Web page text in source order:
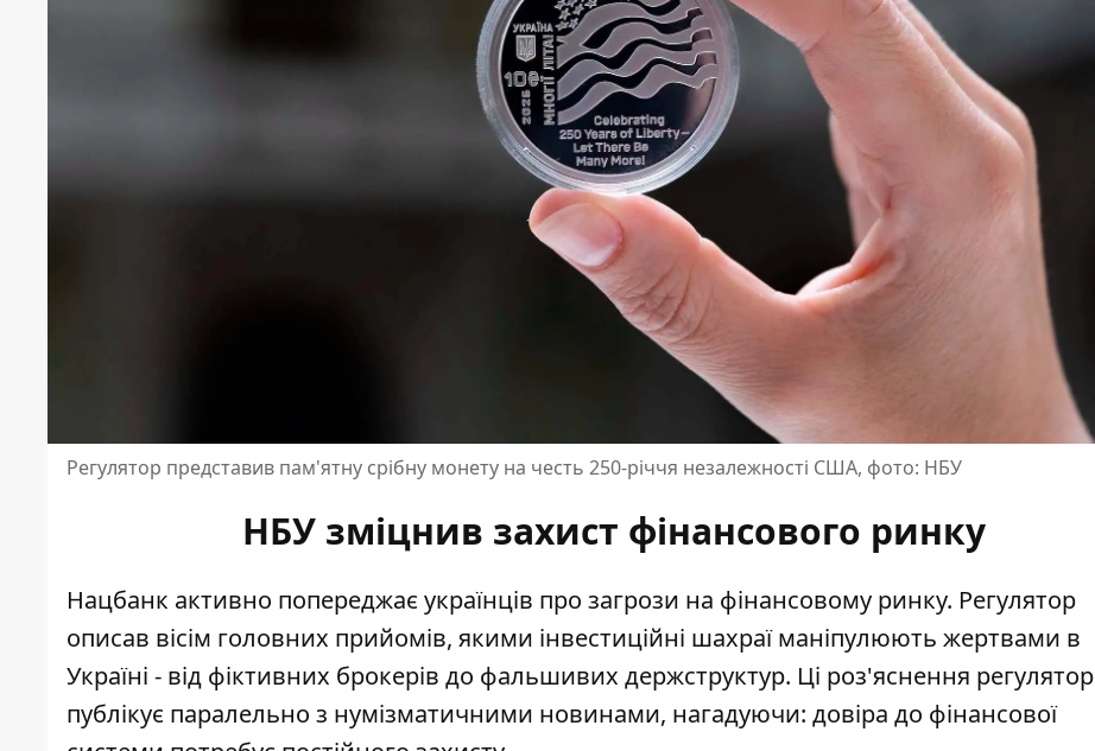
Регулятор представив пам'ятну срібну монету на честь 250-річчя незалежності США, фото: НБУ
НБУ зміцнив захист фінансового ринку
Нацбанк активно попереджає українців про загрози на фінансовому ринку. Регулятор
описав вісім головних прийомів, якими інвестиційні шахраї маніпулюють жертвами в
Україні - від фіктивних брокерів до фальшивих держструктур. Ці роз'яснення регулятор
публікує паралельно з нумізматичними новинами, нагадуючи: довіра до фінансової